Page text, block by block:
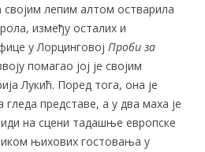
својим лепим алтом остварила
између осталих и
у Лорцинговој Проби за
помагао јој је својим
Лукић. Поред тога, она је
представе, а у два маха је
на сцени тадашње европске
њихових гостовања у